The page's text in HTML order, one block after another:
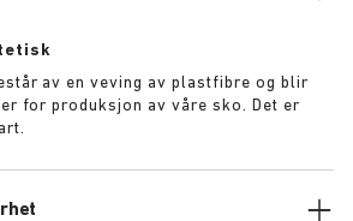
av en veving av plastfibre og blir
for produksjon av våre sko. Det er